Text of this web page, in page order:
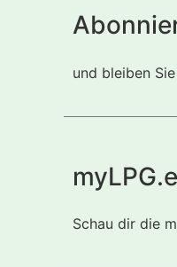
und bleiben
Schau dir die